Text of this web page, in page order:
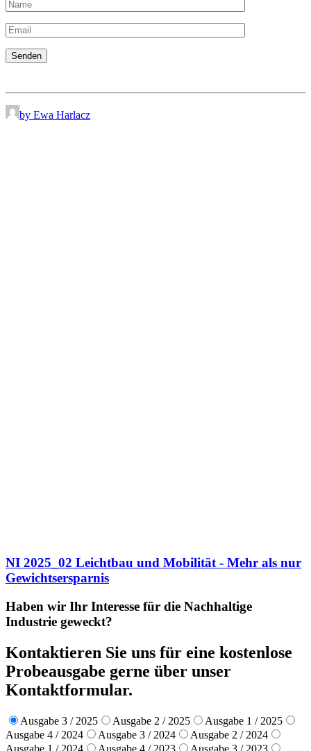
by Ewa Harlacz
NI 2025_02 Leichtbau und Mobilität - Mehr als nur
Gewichtsersparnis
Haben wir Ihr Interesse für die Nachhaltige
Industrie geweckt?
Kontaktieren Sie uns für eine kostenlose
Probeausgabe gerne über unser
Kontaktformular.
Ausgabe 3 / 2025 Ausgabe 2 / 2025
Ausgabe 1 / 2025
Ausgabe 4 / 2024
Ausgabe 3 / 2024
Ausgabe 2 / 2024
Ausgabe 1 / 2024
Ausgabe 4 / 2023 Ausgabe 3 / 2023